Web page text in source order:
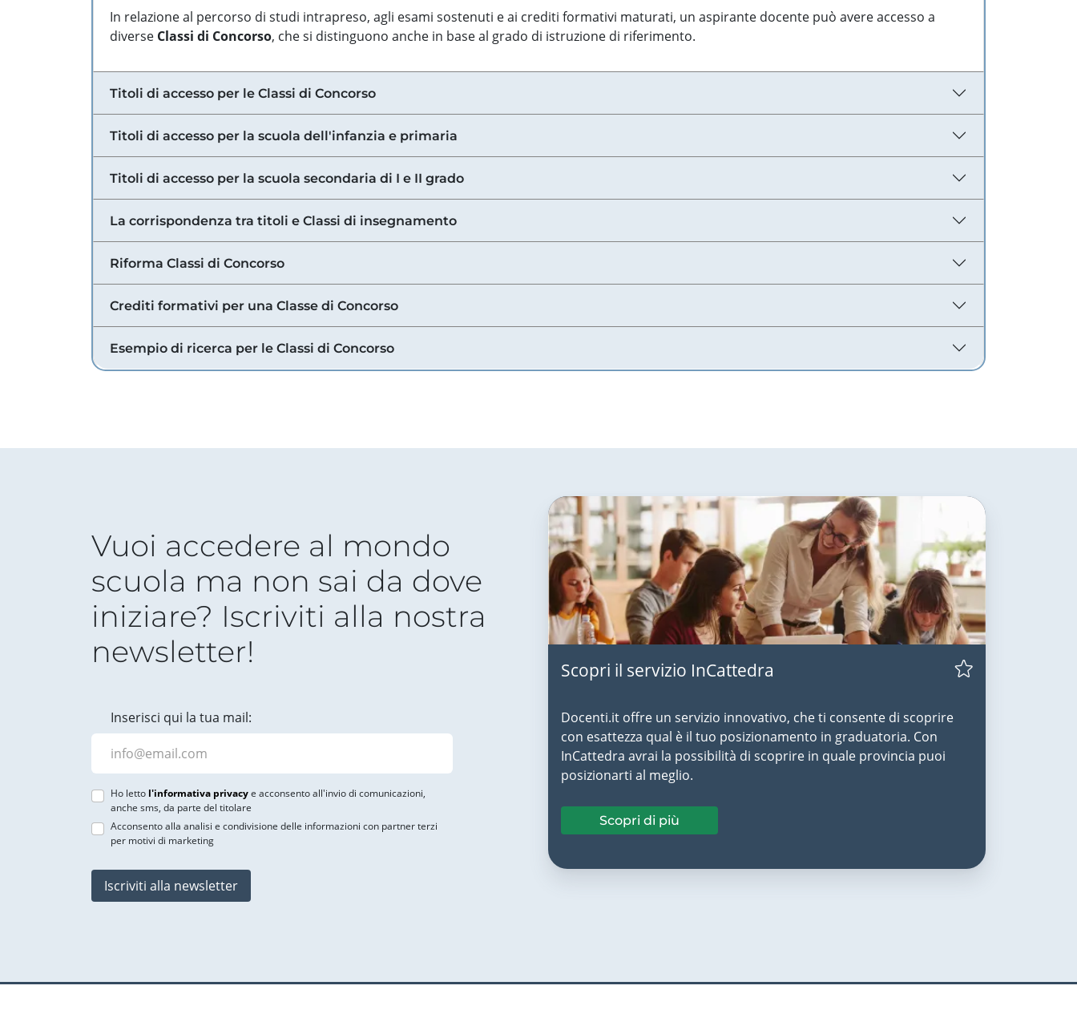
In relazione al percorso di studi intrapreso, agli esami sostenuti e ai crediti formativi maturati, un aspirante docente può avere accesso a
diverse Classi di Concorso, che si distinguono anche in base al grado di istruzione di riferimento.
Titoli di accesso per le Classi di Concorso
Titoli di accesso per la scuola dell'infanzia e primaria
Titoli di accesso per la scuola secondaria di I e II grado
La corrispondenza tra titoli e Classi di insegnamento
Riforma Classi di Concorso
Crediti formativi per una Classe di Concorso
Esempio di ricerca per le Classi di Concorso
Vuoi accedere al mondo
scuola ma non sai da dove
iniziare? Iscriviti alla nostra
newsletter!
Inserisci qui la tua mail:
Ho letto l'informativa privacye acconsento all'invio di comunicazioni,
anche sms, da parte del titolare
Acconsento alla analisi e condivisione delle informazioni con partner terzi
per motivi di marketing
Iscriviti alla newsletter
Scopri il servizio InCattedra
Docenti.it offre un servizio innovativo, che ti consente di scoprire
con esattezza qual è il tuo posizionamento in graduatoria. Con
InCattedra avrai la possibilità di scoprire in quale provincia puoi
posizionarti al meglio.
Scopri di più